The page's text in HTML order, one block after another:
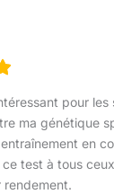
pour
ma génétique
en
test à tous
rendement.